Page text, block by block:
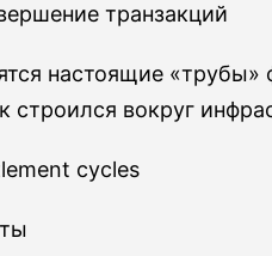
транзакций
настоящие «трубы»
вокруг
cycles